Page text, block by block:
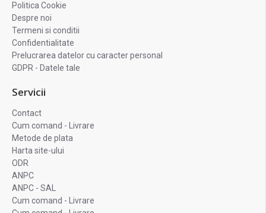
Politica Cookie
Despre noi
Termeni si conditii
Confidentialitate
Prelucrarea datelor cu caracter personal
GDPR - Datele tale
Servicii
Contact
Cum comand - Livrare
Metode de plata
Harta site-ului
ODR
ANPC
ANPC - SAL
Cum comand - Livrare